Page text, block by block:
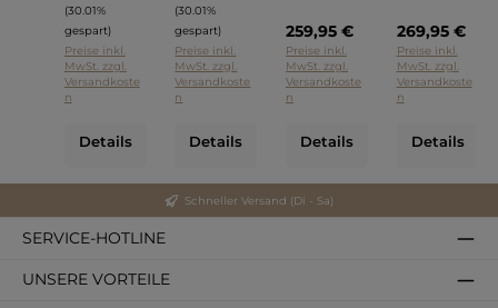
(30.01%
gespart)
Preise inkl.
MwSt. zzgl.
Versandkoste
n
Details
(30.01%
gespart)
Preise inkl.
MwSt. zzgl.
Versandkoste
n
Details
259,95 €
Preise inkl.
MwSt. zzgl.
Versandkoste
n
Details
269,95 €
Preise inkl.
MwSt. zzgl.
Versandkoste
n
Details
Schneller Versand (Di - Sa)
SERVICE-HOTLINE
UNSERE VORTEILE